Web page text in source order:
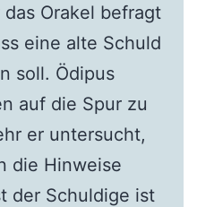
Orakel befragt
eine alte Schuld
soll. Ödipus
auf die Spur zu
er untersucht,
die Hinweise
der Schuldige ist